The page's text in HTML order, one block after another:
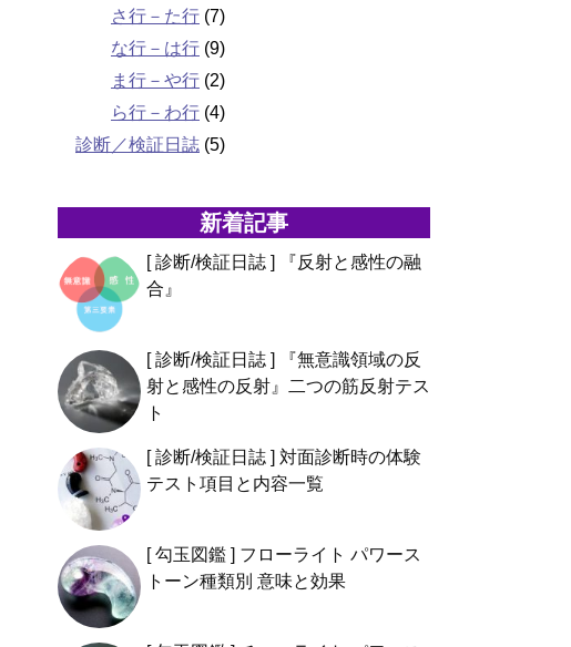
さ行－た行 (7)
な行－は行 (9)
ま行－や行 (2)
ら行－わ行 (4)
診断／検証日誌 (5)
新着記事
[ 診断/検証日誌 ] 『反射と感性の融
合』
[ 診断/検証日誌 ] 『無意識領域の反
射と感性の反射』二つの筋反射テス
ト
[ 診断/検証日誌 ] 対面診断時の体験
テスト項目と内容一覧
[ 勾玉図鑑 ] フローライト パワース
トーン種類別 意味と効果